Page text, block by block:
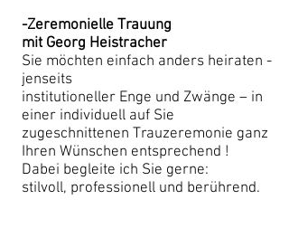
-Zeremonielle Trauung
mit Georg Heistracher
Sie möchten einfach anders heiraten -
jenseits
institutioneller Enge und Zwänge – in
einer individuell auf Sie
zugeschnittenen Trauzeremonie ganz
Ihren Wünschen entsprechend !
Dabei begleite ich Sie gerne:
stilvoll, professionell und berührend.